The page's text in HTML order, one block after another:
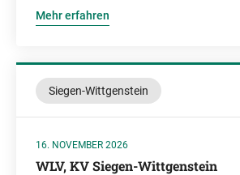
Mehr erfahren
Siegen-Wittgenstein
16. NOVEMBER 2026
WLV, KV Siegen-Wittgenstein